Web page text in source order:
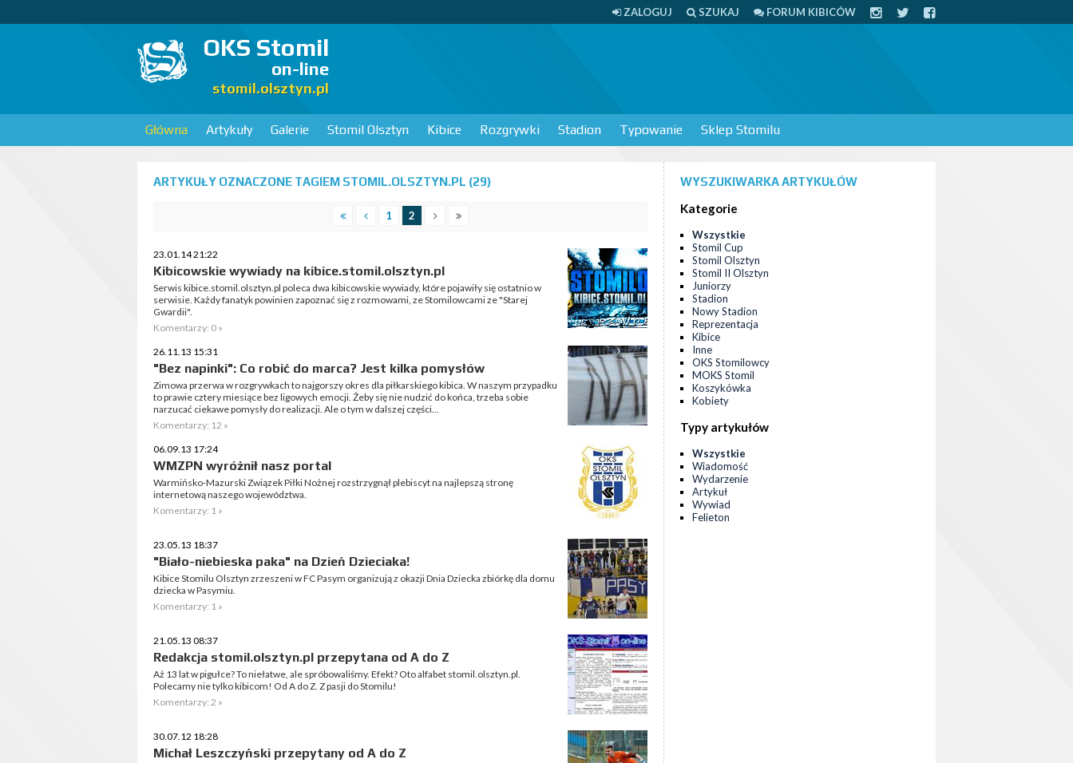
ZALOGUJ SZUKAJ FORUM KIBICÓW
OKS Stomil
on-line
stomil.olsztyn.pl
Główna Artykuły Galerie Stomil Olsztyn Kibice Rozgrywki Stadion Typowanie Sklep Stomilu
ARTYKUŁY OZNACZONE TAGIEM STOMIL.OLSZTYN.PL (29)
1 2
23.01.14 21:22
Kibicowskie wywiady na kibice.stomil.olsztyn.pl
Serwis kibice.stomil.olsztyn.pl poleca dwa kibicowskie wywiady, które pojawiły się ostatnio w
serwisie. Każdy fanatyk powinien zapoznać się z rozmowami, ze Stomilowcami ze "Starej
Gwardii".
Komentarzy: 0 »
26.11.13 15:31
"Bez napinki": Co robić do marca? Jest kilka pomysłów
Zimowa przerwa w rozgrywkach to najgorszy okres dla piłkarskiego kibica. W naszym przypadku
to prawie cztery miesiące bez ligowych emocji. Żeby się nie nudzić do końca, trzeba sobie
narzucać ciekawe pomysły do realizacji. Ale o tym w dalszej części...
Komentarzy: 12 »
06.09.13 17:24
WMZPN wyróżnił nasz portal
Warmińsko-Mazurski Związek Piłki Nożnej rozstrzygnął plebiscyt na najlepszą stronę
internetową naszego województwa.
Komentarzy: 1 »
23.05.13 18:37
"Biało-niebieska paka" na Dzień Dzieciaka!
Kibice Stomilu Olsztyn zrzeszeni w FC Pasym organizują z okazji Dnia Dziecka zbiórkę dla domu
dziecka w Pasymiu.
Komentarzy: 1 »
21.05.13 08:37
Redakcja stomil.olsztyn.pl przepytana od A do Z
Aż 13 lat w pigułce? To niełatwe, ale spróbowaliśmy. Efekt? Oto alfabet stomil.olsztyn.pl.
Polecamy nie tylko kibicom! Od A do Z. Z pasji do Stomilu!
Komentarzy: 2 »
30.07.12 18:28
Michał Leszczyński przepytany od A do Z
WYSZUKIWARKA ARTYKUŁÓW
Kategorie
Wszystkie
Stomil Cup
Stomil Olsztyn
Stomil II Olsztyn
Juniorzy
Stadion
Nowy Stadion
Reprezentacja
Kibice
Inne
OKS Stomilowcy
MOKS Stomil
Koszykówka
Kobiety
Typy artykułów
Wszystkie
Wiadomość
Wydarzenie
Artykuł
Wywiad
Felieton